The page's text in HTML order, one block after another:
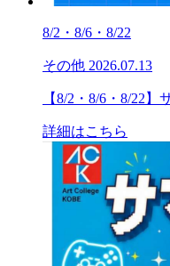
8/2・8/6・8/22
その他 2026.07.13
【8/2・8/6・8/22】
詳細はこちら